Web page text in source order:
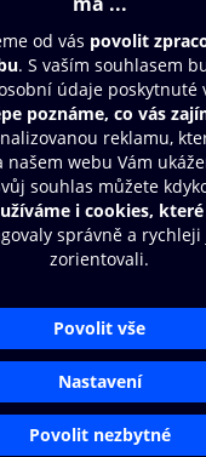
a.s.
osobních údajů
Aplikace O2
Čti a poslouchej
audioknihy rychleji